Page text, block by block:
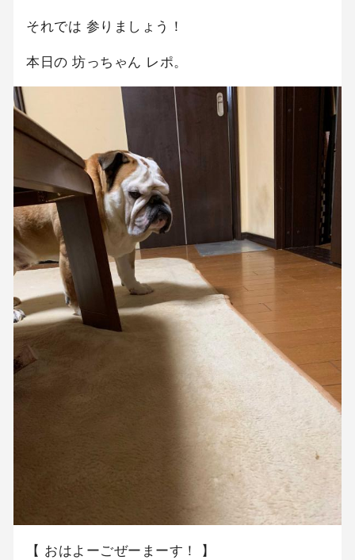
それでは 参りましょう！
本日の 坊っちゃん レポ。
【 おはよーごぜーまーす！ 】